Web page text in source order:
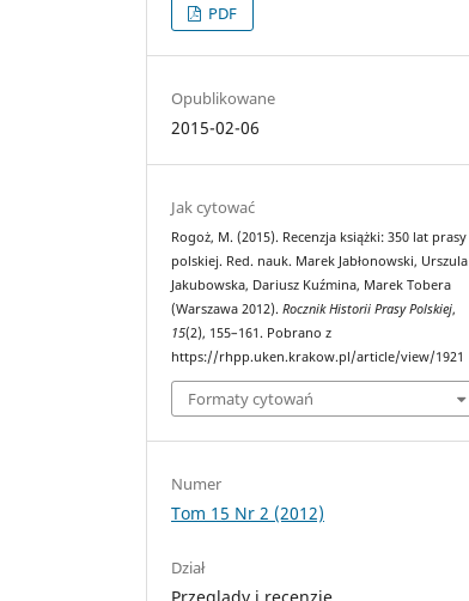
PDF
Opublikowane
2015-02-06
Jak cytować
Rogoż, M. (2015). Recenzja książki: 350 lat prasy
polskiej. Red. nauk. Marek Jabłonowski, Urszula
Jakubowska, Dariusz Kuźmina, Marek Tobera
(Warszawa 2012).Rocznik Historii Prasy Polskiej,
15(2), 155–161. Pobrano z
https://rhpp.uken.krakow.pl/article/view/1921
Formaty cytowań
Numer
Tom 15 Nr 2 (2012)
Dział